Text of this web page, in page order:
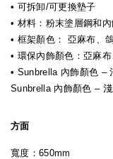
• 可拆卸/可更換墊子
• 材料：粉末塗層鋼和
• 框架顏色： 亞麻布、
• 環保內飾顏色：亞麻
• Sunbrella 內飾顏色 –
Sunbrella 內飾顏色 –
方面
寬度：650mm